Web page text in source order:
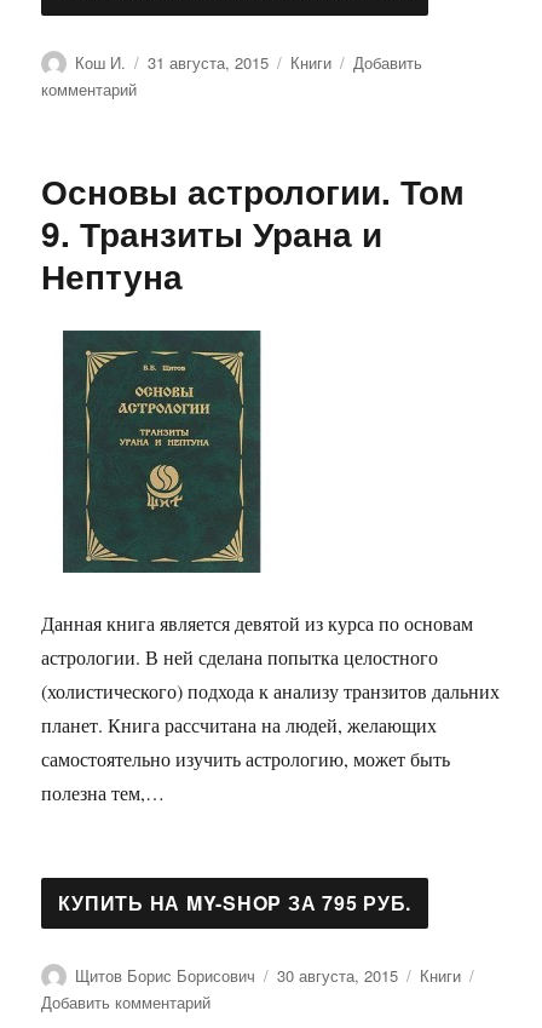
Автор
Кош И. Опубликовано
31 августа, 2015 Рубрики
Книги
Добавить
комментарийк
судьбы
Самый
гороскоп
Основы астрологии. Том
9. Транзиты Урана и
Нептуна
Данная книга является девятой из курса по основам
астрологии. В ней сделана попытка целостного
(холистического) подхода к анализу транзитов дальних
планет. Книга рассчитана на людей, желающих
самостоятельно изучить астрологию, может быть
полезна тем,…
Автор
Щитов Борис Борисович Опубликовано
30 августа, 2015 Рубрики
Книги
Добавить комментарийк